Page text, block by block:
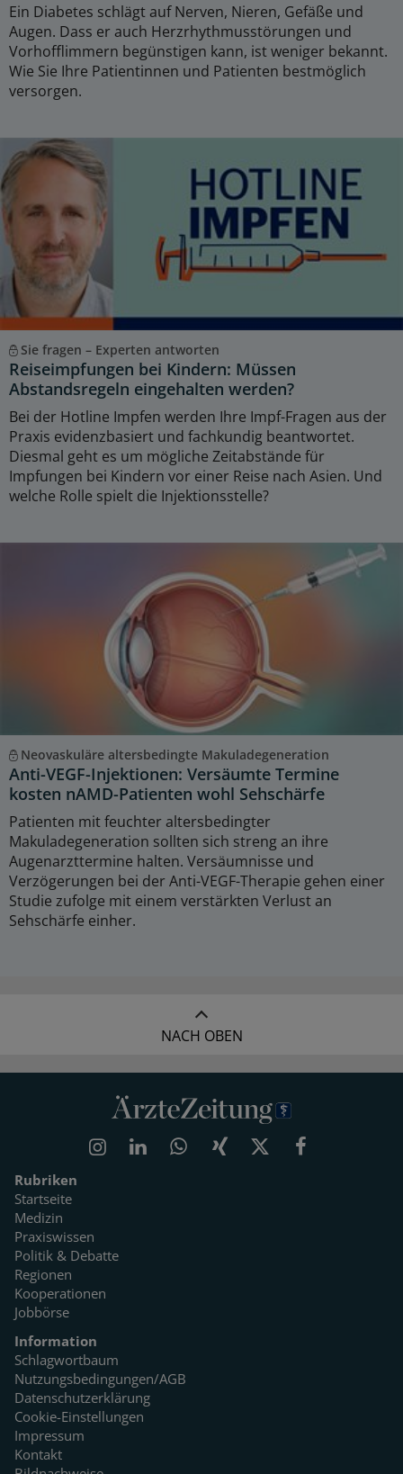
Ein Diabetes schlägt auf Nerven, Nieren, Gefäße und
Augen. Dass er auch Herzrhythmusstörungen und
Vorhofflimmern begünstigen kann, ist weniger bekannt.
Wie Sie Ihre Patientinnen und Patienten bestmöglich
versorgen.
Sie fragen – Experten antworten
Reiseimpfungen bei Kindern: Müssen
Abstandsregeln eingehalten werden?
Bei der Hotline Impfen werden Ihre Impf-Fragen aus der
Praxis evidenzbasiert und fachkundig beantwortet.
Diesmal geht es um mögliche Zeitabstände für
Impfungen bei Kindern vor einer Reise nach Asien. Und
welche Rolle spielt die Injektionsstelle?
Neovaskuläre altersbedingte Makuladegeneration
Anti-VEGF-Injektionen: Versäumte Termine
kosten nAMD-Patienten wohl Sehschärfe
Patienten mit feuchter altersbedingter
Makuladegeneration sollten sich streng an ihre
Augenarzttermine halten. Versäumnisse und
Verzögerungen bei der Anti-VEGF-Therapie gehen einer
Studie zufolge mit einem verstärkten Verlust an
Sehschärfe einher.
NACH OBEN
Rubriken
Startseite
Medizin
Praxiswissen
Politik & Debatte
Regionen
Kooperationen
Jobbörse
Information
Schlagwortbaum
Nutzungsbedingungen/AGB
Datenschutzerklärung
Cookie-Einstellungen
Impressum
Kontakt